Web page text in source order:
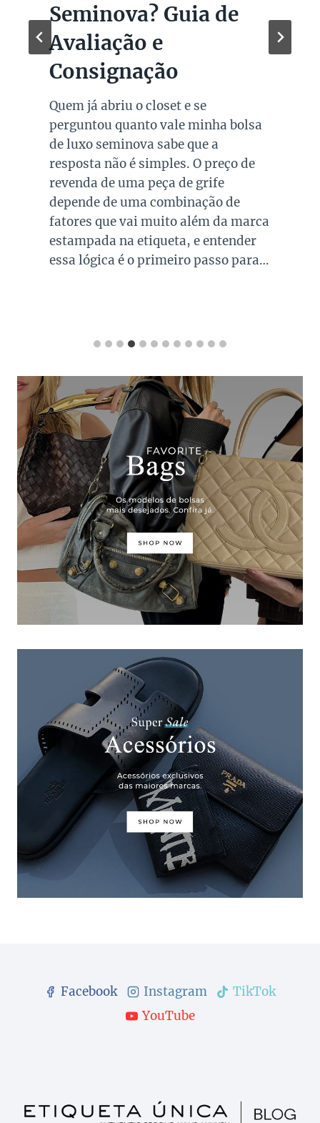
Seminova? Guia de
Avaliação e
Consignação
Quem já abriu o closet e se
perguntou quanto vale minha bolsa
de luxo seminova sabe que a
resposta não é simples. O preço de
revenda de uma peça de grife
depende de uma combinação de
fatores que vai muito além da marca
estampada na etiqueta, e entender
essa lógica é o primeiro passo para…
Facebook Instagram
TikTok
YouTube